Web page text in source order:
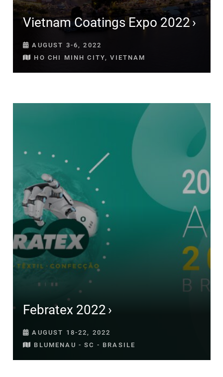
Vietnam Coatings Expo 2022
AUGUST 3-6, 2022
HO CHI MINH CITY, VIETNAM
Febratex 2022
AUGUST 18-22, 2022
BLUMENAU - SC - BRASILE